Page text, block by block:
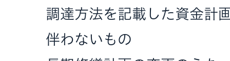
調達方法を記載した資金計
伴わないもの